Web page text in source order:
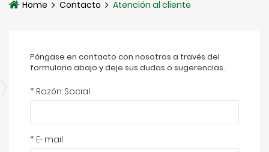
Home Contacto Atención al cliente
Póngase en contacto con nosotros a través del
formulario abajo y deje sus dudas o sugerencias.
* Razón Social
* E-mail